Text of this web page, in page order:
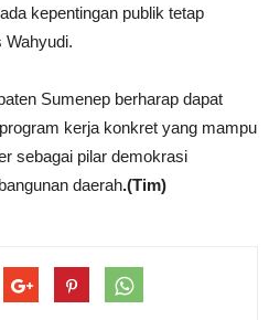
kepentingan publik tetap
Wahyudi.
Sumenep berharap dapat
kerja konkret yang mampu
sebagai pilar demokrasi
daerah.(Tim)